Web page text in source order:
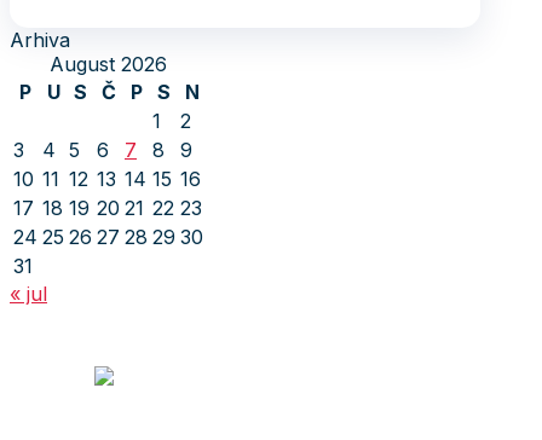
Arhiva
August 2026
P
U S Č P S
N
1
2
3
4 5 6 7 8
9
10 11 12 13 14 15 16
17 18 19 20 21 22 23
24 25 26 27 28 29 30
31
« jul